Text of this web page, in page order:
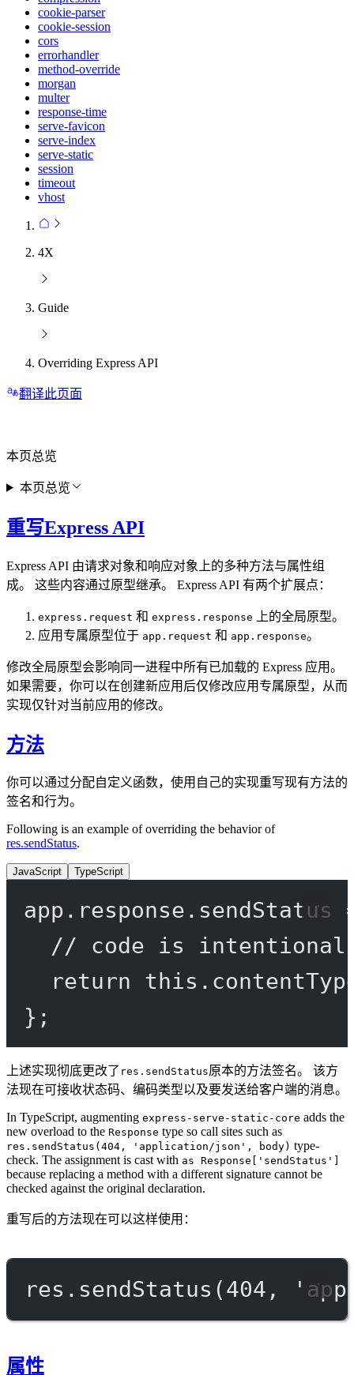
cookie-parser
cookie-session
cors
errorhandler
method-override
morgan
multer
response-time
serve-favicon
serve-index
serve-static
session
timeout
vhost
4X
Guide
Overriding Express API
翻译此页面
重写Express API
Express API 由请求对象和响应对象上的多种方法与属性组
成。 这些内容通过原型继承。 Express API 有两个扩展点：
express.request 和 express.response
上的全局原型。
应用专属原型位于 app.request 和 app.response。
修改全局原型会影响同一进程中所有已加载的 Express 应用。
如果需要，你可以在创建新应用后仅修改应用专属原型，从而
实现仅针对当前应用的修改。
方法
你可以通过分配自定义函数，使用自己的实现重写现有方法的
签名和行为。
Following is an example of overriding the behavior of
res.sendStatus.
JavaScript TypeScript
app.response. sendStatus
// code is
return
this .
};
上述实现彻底更改了 res.sendStatus原本的方法签名。 该方
法现在可接收状态码、编码类型以及要发送给客户端的消息。
In TypeScript, augmenting express-serve-static-core adds the
new overload to the Response type so call sites such as
res.sendStatus(404, 'application/json', body) type-
check. The assignment is cast with as Response['sendStatus']
because replacing a method with a different signature cannot be
checked against the original declaration.
重写后的方法现在可以这样使用：
res. sendStatus (404 ,
属性
本页总览
本页总览